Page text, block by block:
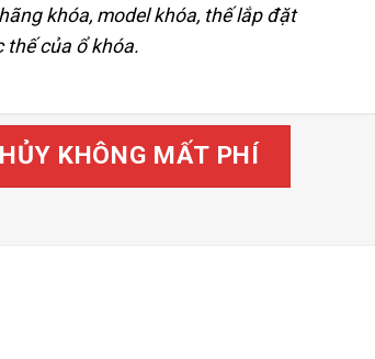
khóa, model khóa, thế lắp đặt
của ổ khóa.
HỦY KHÔNG MẤT PHÍ